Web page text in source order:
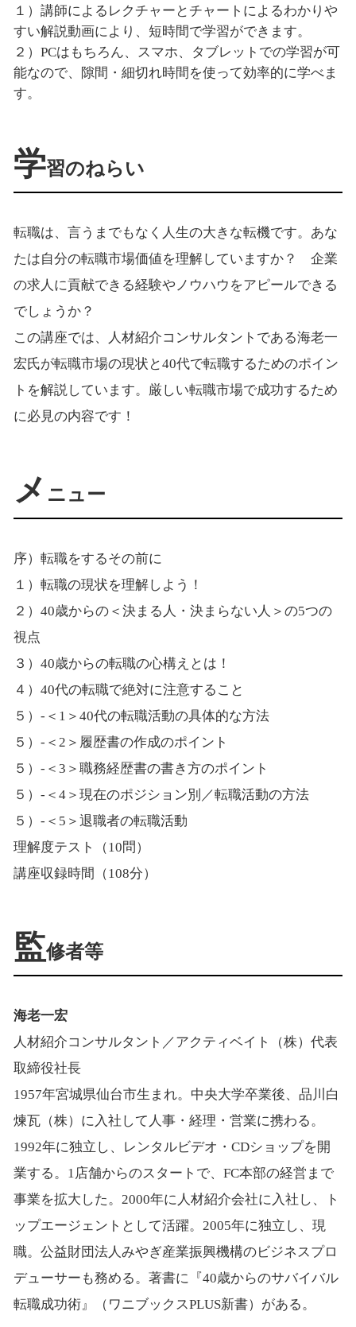
１）講師によるレクチャーとチャートによるわかりや
すい解説動画により、短時間で学習ができます。
２）PCはもちろん、スマホ、タブレットでの学習が可
能なので、隙間・細切れ時間を使って効率的に学べま
す。
学習のねらい
転職は、言うまでもなく人生の大きな転機です。あな
たは自分の転職市場価値を理解していますか？ 企業
の求人に貢献できる経験やノウハウをアピールできる
でしょうか？
この講座では、人材紹介コンサルタントである海老一
宏氏が転職市場の現状と40代で転職するためのポイン
トを解説しています。厳しい転職市場で成功するため
に必見の内容です！
メ ニュー
序）転職をするその前に
１）転職の現状を理解しよう！
２）40歳からの＜決まる人・決まらない人＞の5つの
視点
３）40歳からの転職の心構えとは！
４）40代の転職で絶対に注意すること
５）‐＜1＞40代の転職活動の具体的な方法
５）‐＜2＞履歴書の作成のポイント
５）‐＜3＞職務経歴書の書き方のポイント
５）‐＜4＞現在のポジション別／転職活動の方法
５）‐＜5＞退職者の転職活動
理解度テスト（10問）
講座収録時間（108分）
監修者等
海老一宏
人材紹介コンサルタント／アクティベイト（株）代表
取締役社長
1957年宮城県仙台市生まれ。中央大学卒業後、品川白
煉瓦（株）に入社して人事・経理・営業に携わる。
1992年に独立し、レンタルビデオ・CDショップを開
業する。1店舗からのスタートで、FC本部の経営まで
事業を拡大した。2000年に人材紹介会社に入社し、ト
ップエージェントとして活躍。2005年に独立し、現
職。公益財団法人みやぎ産業振興機構のビジネスプロ
デューサーも務める。著書に『40歳からのサバイバル
転職成功術』（ワニブックスPLUS新書）がある。